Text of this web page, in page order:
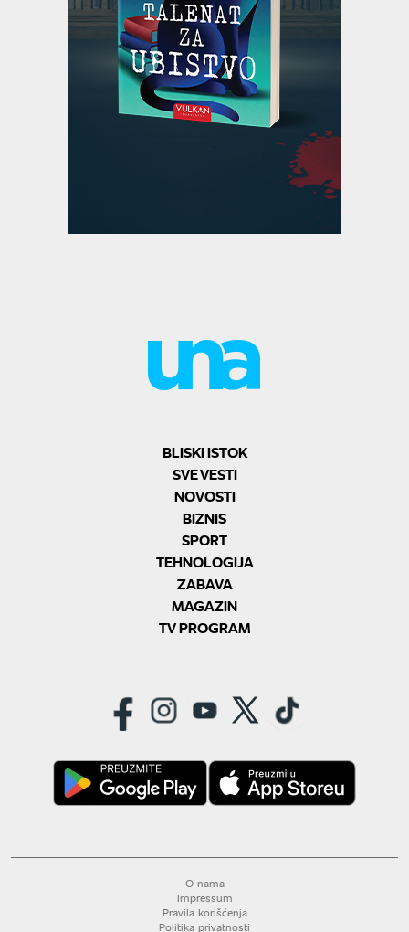
BLISKI ISTOK
SVE VESTI
NOVOSTI
BIZNIS
SPORT
TEHNOLOGIJA
ZABAVA
MAGAZIN
TV PROGRAM
O nama
Impressum
Pravila korišćenja
Politika privatnosti